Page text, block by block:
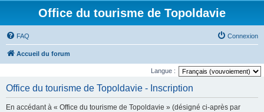
Office du tourisme de Topoldavie
FAQ Connexion
Accueil du forum
Langue :
Office du tourisme de Topoldavie - Inscription
En accédant à « Office du tourisme de Topoldavie » (désigné ci-après par